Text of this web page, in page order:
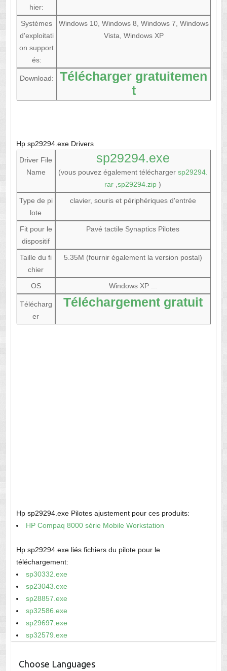
hier:
Systèmes
d'exploitati
on support
és:
Windows 10, Windows 8, Windows 7, Windows
Vista, Windows XP
Download:
Télécharger gratuitemen
t
Hp sp29294.exe Drivers
Driver File
Name
sp29294.exe
(vous pouvez également télécharger sp29294.
rar ,sp29294.zip )
Type de pi
lote
clavier, souris et périphériques d'entrée
Fit pour le
dispositif
Pavé tactile Synaptics Pilotes
Taille du fi
chier
5.35M (fournir également la version postal)
OS Windows XP ...
Télécharg
er
Téléchargement gratuit
Hp sp29294.exe Pilotes ajustement pour ces produits:
HP Compaq 8000 série Mobile Workstation
Hp sp29294.exe liés fichiers du pilote pour le
téléchargement:
sp30332.exe
sp23043.exe
sp28857.exe
sp32586.exe
sp29697.exe
sp32579.exe
Choose Languages